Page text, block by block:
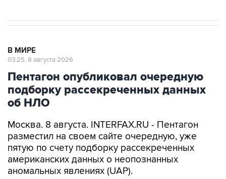
В МИРЕ
03:25, 8 августа 2026
Пентагон опубликовал очередную
подборку рассекреченных данных
об НЛО
Москва. 8 августа. INTERFAX.RU - Пентагон
разместил на своем сайте очередную, уже
пятую по счету подборку рассекреченных
американских данных о неопознанных
аномальных явлениях (UAP).